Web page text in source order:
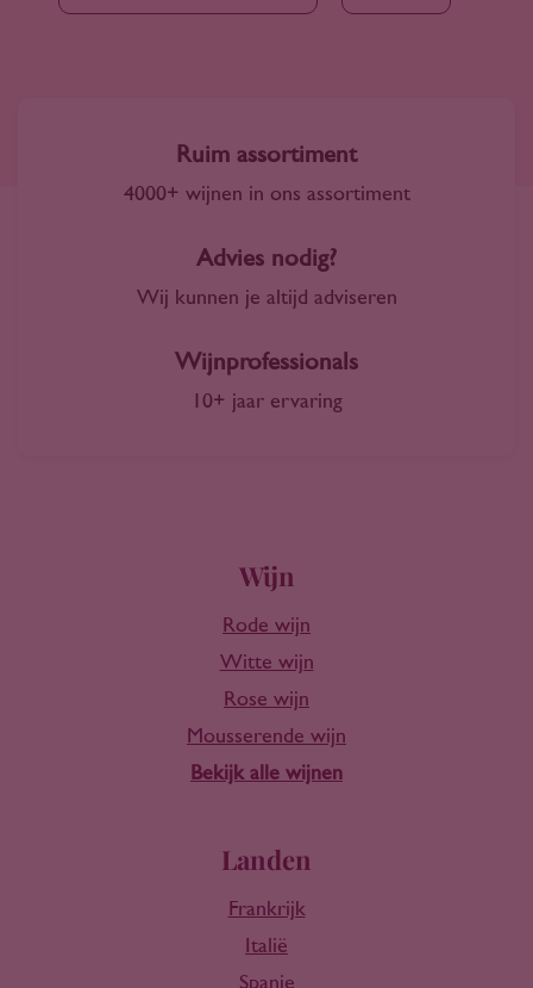
Ruim assortiment
4000+ wijnen in ons assortiment
Advies nodig?
Wij kunnen je altijd adviseren
Wijnprofessionals
10+ jaar ervaring
Wijn
Rode wijn
Witte wijn
Rose wijn
Mousserende wijn
Bekijk alle wijnen
Landen
Frankrijk
Italië
Spanje